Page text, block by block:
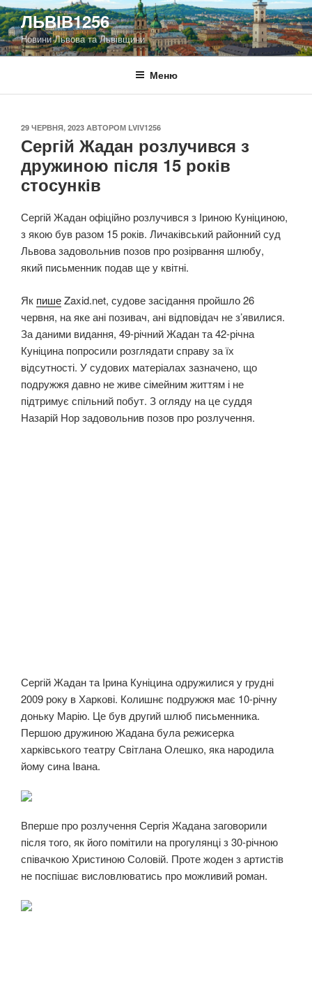
Перейти
до
вмісту
ЛЬВІВ1256
Новини Львова та Львівщини
Меню
ОПУБЛІКОВАНО
29 ЧЕРВНЯ, 2023 АВТОРОМ LVIV1256
Сергій Жадан розлучився з
дружиною після 15 років
стосунків
Сергій Жадан офіційно розлучився з Іриною Куніциною,
з якою був разом 15 років. Личаківський районний суд
Львова задовольнив позов про розірвання шлюбу,
який письменник подав ще у квітні.
Як пишеZaxid.net, судове засідання пройшло 26
червня, на яке ані позивач, ані відповідач не з’явилися.
За даними видання, 49-річний Жадан та 42-річна
Куніцина попросили розглядати справу за їх
відсутності. У судових матеріалах зазначено, що
подружжя давно не живе сімейним життям і не
підтримує спільний побут. З огляду на це суддя
Назарій Нор задовольнив позов про розлучення.
Сергій Жадан та Ірина Куніцина одружилися у грудні
2009 року в Харкові. Колишнє подружжя має 10-річну
доньку Марію. Це був другий шлюб письменника.
Першою дружиною Жадана була режисерка
харківського театру Світлана Олешко, яка народила
йому сина Івана.
Вперше про розлучення Сергія Жадана заговорили
після того, як його помітили на прогулянці з 30-річною
співачкою Христиною Соловій. Проте жоден з артистів
не поспішає висловлюватись про можливий роман.